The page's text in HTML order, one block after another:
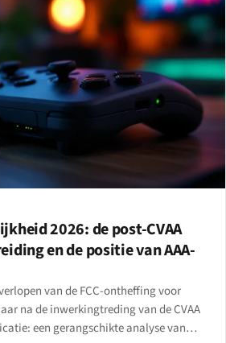
2026: de post-CVAA
en de positie van AAA-
van de FCC-ontheffing voor
na de inwerkingtreding van de CVAA
een gerangschikte analyse van